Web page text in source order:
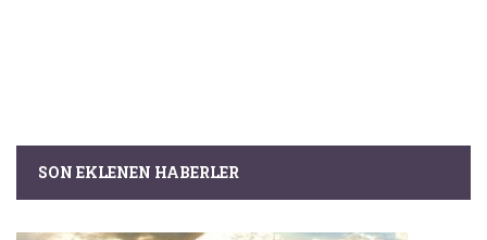
SON EKLENEN HABERLER